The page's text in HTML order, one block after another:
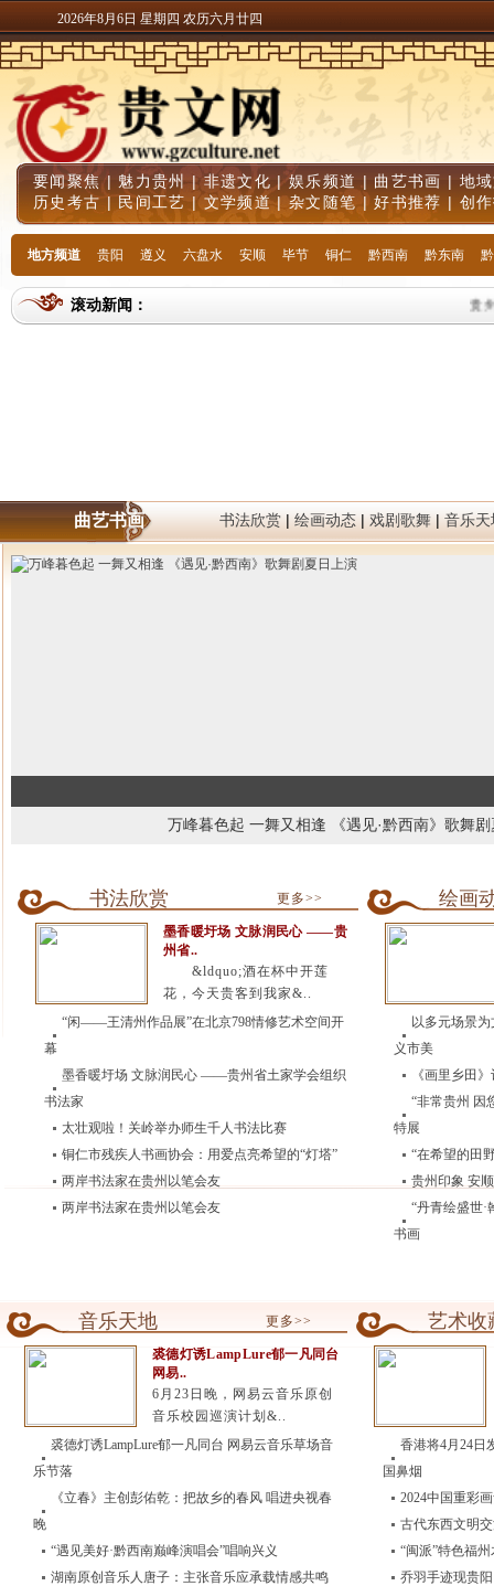
2026年8月6日 星期四 农历六月廿四
要闻聚焦| 魅力贵州|非遗文化 |娱乐频道 | 曲艺书画 | 地
历史考古 | 民间工艺 |文学频道|杂文随笔 |好书推荐 | 创
地方频道 贵阳 遵义 六盘水 安顺 毕节 铜仁 黔西南 黔东南
滚动新闻： 贵
曲艺书画 书法欣赏 | 绘画动态 | 戏剧歌舞 | 音乐天
万峰暮色起 一舞又相逢 《遇见·黔西南》歌舞
书法欣赏 更多>>
墨香暖圩场 文脉润民心 ——贵
州省..
&ldquo;酒在杯中开莲
花，今天贵客到我家&..
“闲——王清州作品展”在北京798情修艺术空间开
幕
墨香暖圩场 文脉润民心 ——贵州省土家学会组织
书法家
太壮观啦！关岭举办师生千人书法比赛
铜仁市残疾人书画协会：用爱点亮希望的“灯塔”
两岸书法家在贵州以笔会友
两岸书法家在贵州以笔会友
绘画
以多元场景
义市美
《画里乡田
“非常贵州 因
特展
“在希望的田
贵州印象 安
“丹青绘盛世
书画
音乐天地 更多>>
裘德灯诱LampLure郁一凡同台
网易..
6月23日晚，网易云音乐原创
音乐校园巡演计划&..
裘德灯诱LampLure郁一凡同台 网易云音乐草场音
乐节落
《立春》主创彭佑乾：把故乡的春风 唱进央视春
晚
“遇见美好·黔西南巅峰演唱会”唱响兴义
湖南原创音乐人唐子：主张音乐应承载情感共鸣
艺术收
香港将4月24日
国鼻烟
2024中国重彩
古代东西文明
“闽派”特色福
乔羽手迹现贵